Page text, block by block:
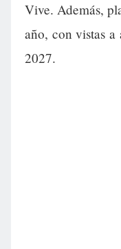
Vive. Además,
año, con vistas a
2027.